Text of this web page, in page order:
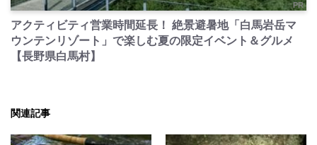
PR
アクティビティ営業時間延長！ 絶景避暑地「白馬岩岳マ
ウンテンリゾート」で楽しむ夏の限定イベント＆グルメ
【長野県白馬村】
関連記事